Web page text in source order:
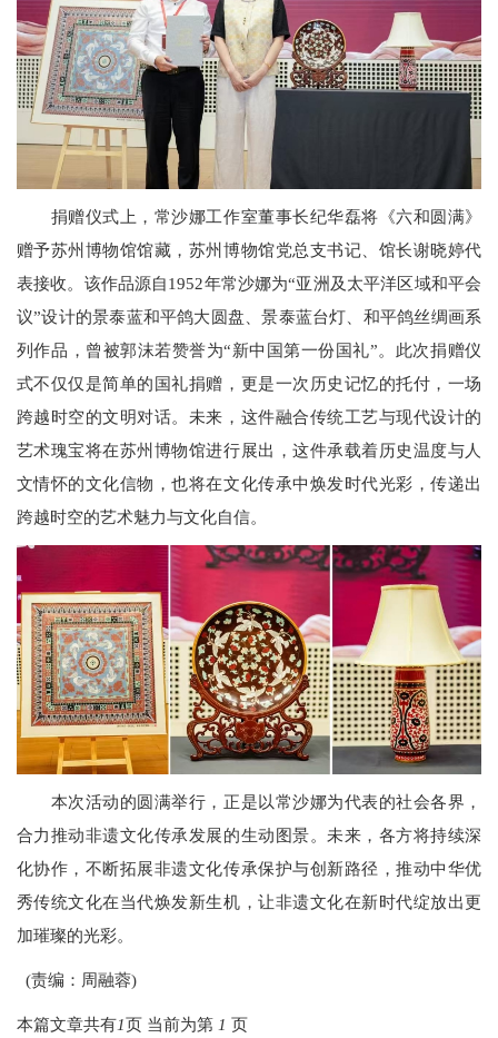
捐赠仪式上，常沙娜工作室董事长纪华磊将《六和圆满》
赠予苏州博物馆馆藏，苏州博物馆党总支书记、馆长谢晓婷代
表接收。该作品源自1952年常沙娜为“亚洲及太平洋区域和平会
议”设计的景泰蓝和平鸽大圆盘、景泰蓝台灯、和平鸽丝绸画系
列作品，曾被郭沫若赞誉为“新中国第一份国礼”。此次捐赠仪
式不仅仅是简单的国礼捐赠，更是一次历史记忆的托付，一场
跨越时空的文明对话。未来，这件融合传统工艺与现代设计的
艺术瑰宝将在苏州博物馆进行展出，这件承载着历史温度与人
文情怀的文化信物，也将在文化传承中焕发时代光彩，传递出
跨越时空的艺术魅力与文化自信。
本次活动的圆满举行，正是以常沙娜为代表的社会各界，
合力推动非遗文化传承发展的生动图景。未来，各方将持续深
化协作，不断拓展非遗文化传承保护与创新路径，推动中华优
秀传统文化在当代焕发新生机，让非遗文化在新时代绽放出更
加璀璨的光彩。
(责编：周融蓉)
本篇文章共有1页 当前为第 1 页